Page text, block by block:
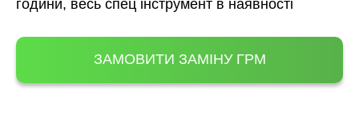
години, весь спец інструмент в наявності
ЗАМОВИТИ ЗАМІНУ ГРМ